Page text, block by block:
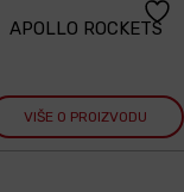
APOLLO ROCKETS
VIŠE O PROIZVODU